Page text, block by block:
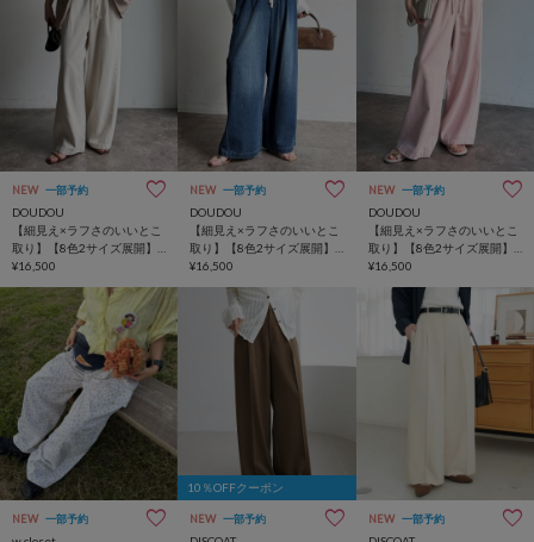
NEW 一部予約
DOUDOU
【細見え×ラフさのいいとこ
取り】【8色2サイズ展開】
デニムワイドイージーパン
¥16,500
NEW 一部予約
DOUDOU
【細見え×ラフさのいいとこ
取り】【8色2サイズ展開】
デニムワイドイージーパン
¥16,500
NEW 一部予約
DOUDOU
【細見え×ラフさのいいとこ
取り】【8色2サイズ展開】
デニムワイドイージーパン
¥16,500
NEW 一部予約
10％OFFクーポン
NEW 一部予約 NEW 一部予約